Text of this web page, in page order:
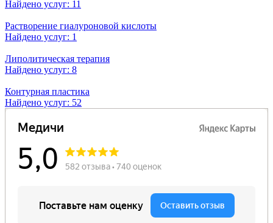
Найдено услуг: 11
Растворение гиалуроновой кислоты
Найдено услуг: 1
Липолитическая терапия
Найдено услуг: 8
Контурная пластика
Найдено услуг: 52